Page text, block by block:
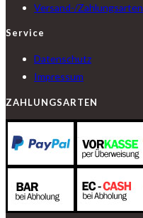
Versand-/Zahlungsarten
Service
Datenschutz
Impressum
ZAHLUNGSARTEN